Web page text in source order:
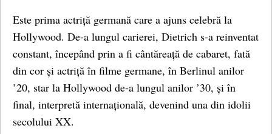
Este prima actriță germană care a ajuns celebră la
Hollywood. De-a lungul carierei, Dietrich s-a reinventat
constant, începând prin a fi cântăreață de cabaret, fată
din cor și actriță în filme germane, în Berlinul anilor
’20, star la Hollywood de-a lungul anilor ’30, și în
final, interpretă internațională, devenind una din idolii
secolului XX.